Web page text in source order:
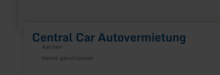
Central Car Autovermietung
Aachen
Heute geschlossen